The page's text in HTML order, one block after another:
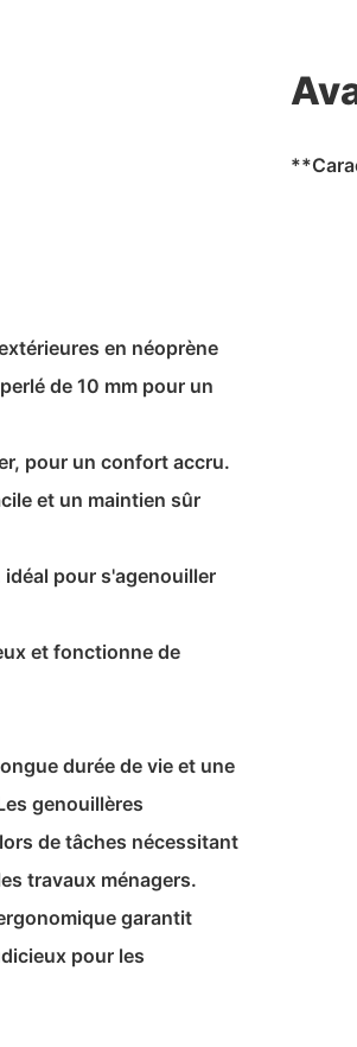
en néoprène
de 10 mm pour un
pour un confort accru.
et un maintien sûr
pour s'agenouiller
et fonctionne de
durée de vie et une
genouillères
de tâches nécessitant
travaux ménagers.
garantit
pour les